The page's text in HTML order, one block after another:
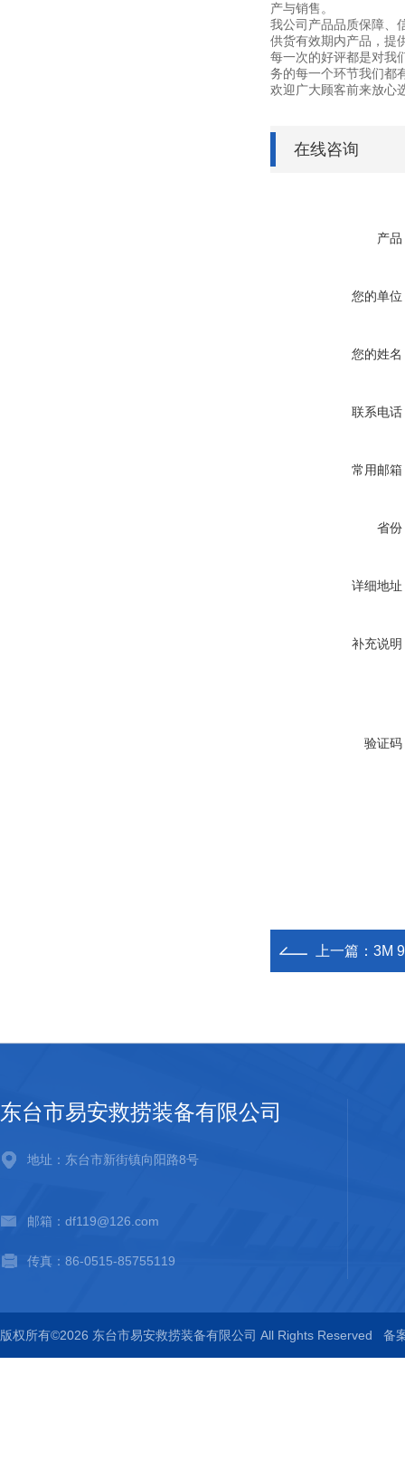
产与销售。
我公司产品品质保障、
供货有效期内产品，提
每一次的好评都是对我
务的每一个环节我们都
欢迎广大顾客前来放心
在线咨询
产品
您的单位
您的姓名
联系电话
常用邮箱
省份
详细地址
补充说明
验证码
上一篇： 3M
东台市易安救捞装备有限公司
地址：东台市新街镇向阳路8号
邮箱：df119@126.com
传真：86-0515-85755119
版权所有©2026 东台市易安救捞装备有限公司 All Rights Reserved 备